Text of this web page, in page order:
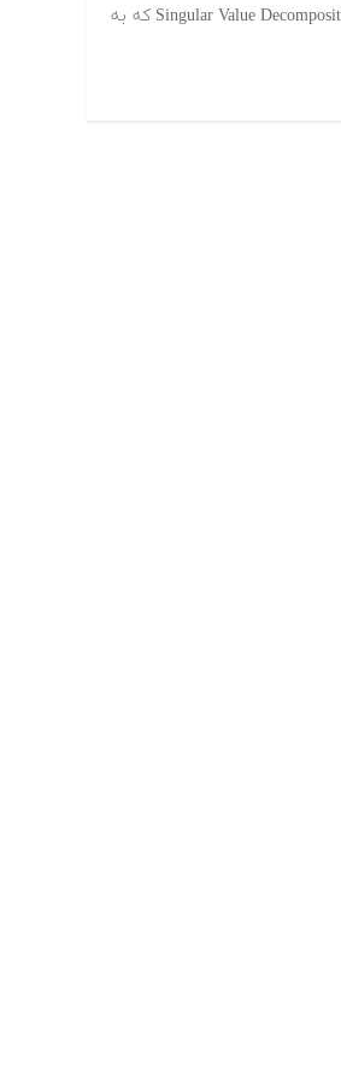
‫در ادامه کدها و برنامه های آماده تجزیه مقادیر تکین (SVD) یا Singular Value Decomposition که به